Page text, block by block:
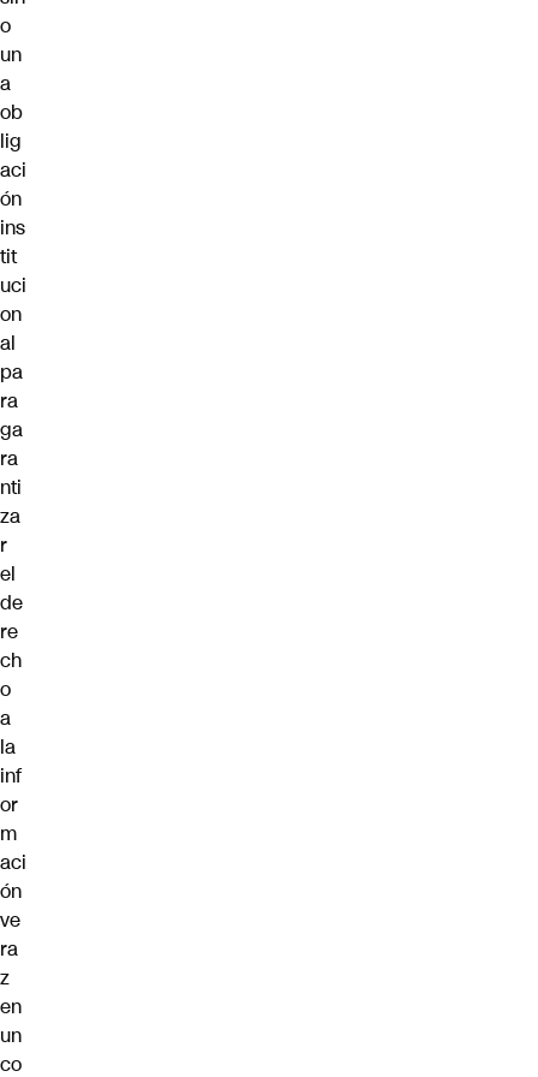
o
un
a
ob
lig
aci
ón
ins
tit
uci
on
al
pa
ra
ga
ra
nti
za
r
el
de
re
ch
o
a
la
inf
or
m
aci
ón
ve
ra
z
en
un
co